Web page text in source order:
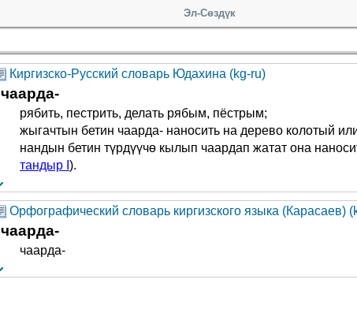
Эл-Сөздүк
Киргизско-Русский словарь Юдахина (kg-ru)
чаарда-
рябить, пестрить, делать рябым, пёстрым;
жыгачтын бетин чаарда- наносить на дерево колотый
нандын бетин түрдүүчө кылып чаардап жатат она
тандыр I ).
Орфографический словарь киргизского языка (Карасаев)
чаарда-
чаарда-